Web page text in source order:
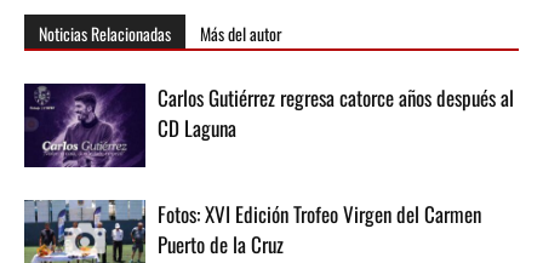
Noticias Relacionadas Más del autor
Carlos Gutiérrez regresa catorce años después al
CD Laguna
Fotos: XVI Edición Trofeo Virgen del Carmen
Puerto de la Cruz